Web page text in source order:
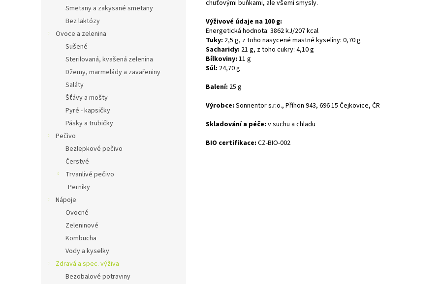
Smetany a zakysané smetany
Bez laktózy
Ovoce a zelenina
Sušené
Sterilovaná, kvašená zelenina
Džemy, marmelády a zavařeniny
Saláty
Šťávy a mošty
Pyré - kapsičky
Pásky a trubičky
Pečivo
Bezlepkové pečivo
Čerstvé
Trvanlivé pečivo
Perníky
Nápoje
Ovocné
Zeleninové
Kombucha
Vody a kyselky
Zdravá a spec. výživa
Bezobalové potraviny
chuťovými buňkami, ale všemi smysly.
Výživové údaje na 100 g:
Energetická hodnota: 3862 kJ/207 kcal
Tuky: 2,5 g, z toho nasycené mastné kyseliny: 0,70 g
Sacharidy: 21 g, z toho cukry: 4,10 g
Bílkoviny: 11 g
Sůl: 24,70 g
Balení: 25 g
Výrobce: Sonnentor s.r.o., Příhon 943, 696 15 Čejkovice, ČR
Skladování a péče: v suchu a chladu
BIO certifikace: CZ-BIO-002